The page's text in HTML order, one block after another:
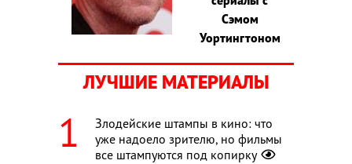
Сэмом
Уортингтоном
ЛУЧШИЕ МАТЕРИАЛЫ
Злодейские штампы в кино: что
уже надоело зрителю, но фильмы
все штампуются под копирку